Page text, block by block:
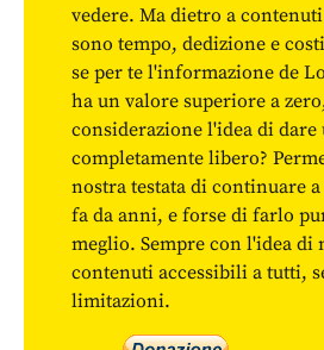
vedere. Ma dietro a
sono tempo, dedizione e
se per te l'informazione de
ha un valore superiore a
considerazione l'idea di
completamente libero?
nostra testata di continuare
fa da anni, e forse di farlo
meglio. Sempre con l'idea di
contenuti accessibili a tutti,
limitazioni.